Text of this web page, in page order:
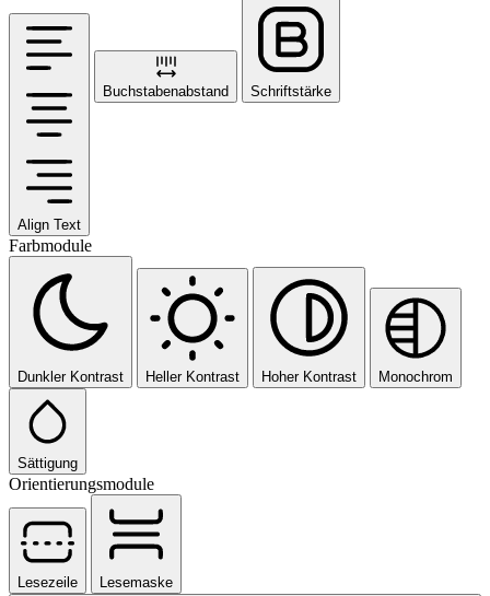
Align Text
Buchstabenabstand Schriftstärke
Farbmodule
Dunkler Kontrast Heller Kontrast Hoher Kontrast Monochrom
Sättigung
Orientierungsmodule
Lesezeile
Lesemaske